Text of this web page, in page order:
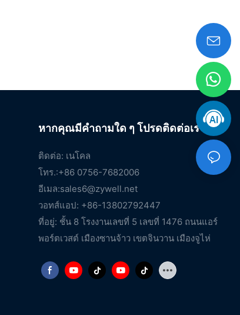
หากคุณมีคำถามใด ๆ โปรดติดต่อเรา
ติดต่อ: เนโคล
โทร.:+86 0756-7682006
อีเมล:sales6@zywell.net
วอทส์แอป: +86-13802792447
ที่อยู่: ชั้น 8 โรงงานเลขที่ 5 เลขที่ 1476 ถนนแอร์
พอร์ตเวสต์ เมืองซานจ้าว เขตจินวาน เมืองจูไห่